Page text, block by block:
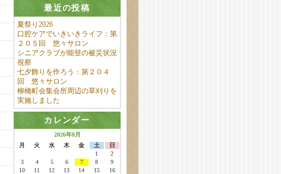
最近の投稿
夏祭り2026
口腔ケアでいきいきライフ：第
２０５回 悠々サロン
シニアクラブが能登の被災状況
視察
七夕飾りを作ろう：第２０４
回 悠々サロン
柳橋町会集会所周辺の草刈りを
実施しました
カレンダー
2026年8月
月
火 水 木 金 土
日
1
2
3
4 5 6 7 8
9
10
11 12 13 14 15
16